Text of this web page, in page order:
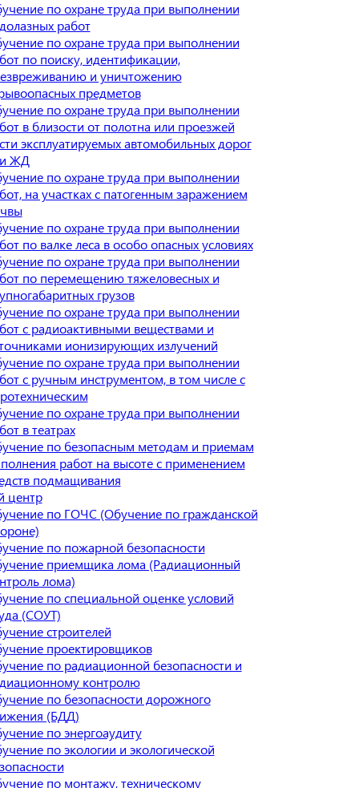
по охране труда при выполнении
работ
по охране труда при выполнении
по поиску, идентификации,
и уничтожению
предметов
по охране труда при выполнении
в близости от полотна или проезжей
эксплуатируемых автомобильных дорог
ЖД
по охране труда при выполнении
на участках с патогенным заражением
по охране труда при выполнении
по валке леса в особо опасных условиях
по охране труда при выполнении
по перемещению тяжеловесных и
грузов
по охране труда при выполнении
с радиоактивными веществами и
ионизирующих излучений
по охране труда при выполнении
с ручным инструментом, в том числе с
по охране труда при выполнении
в театрах
по безопасным методам и приемам
работ на высоте с применением
подмащивания
центр
по ГОЧС (Обучение по гражданской
по пожарной безопасности
приемщика лома (Радиационный
лома)
по специальной оценке условий
(СОУТ)
строителей
проектировщиков
по радиационной безопасности и
контролю
по безопасности дорожного
(БДД)
по энергоаудиту
по экологии и экологической
по монтажу, техническому